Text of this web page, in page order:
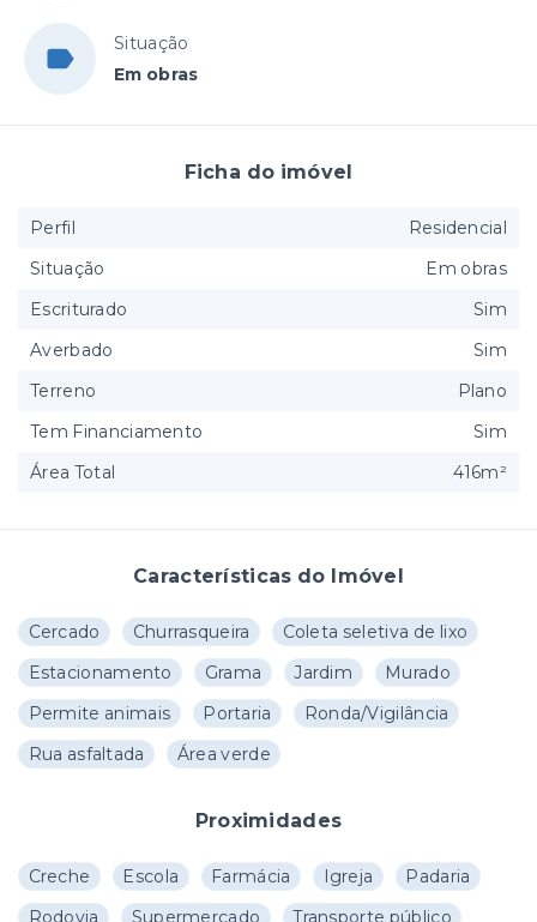
Situação
Em obras
Características do Imóvel
Cercado Churrasqueira
Coleta seletiva de lixo
Estacionamento
Grama Jardim
Murado
Permite animais
Portaria
Ronda/Vigilância
Rua asfaltada
Área verde
Proximidades
Creche Escola Farmácia Igreja
Padaria
Rodovia
Supermercado Transporte público
Ficha do imóvel
Perfil
Residencial
Situação
Em obras
Escriturado
Sim
Averbado
Sim
Terreno
Plano
Tem Financiamento
Sim
Área Total
416m²